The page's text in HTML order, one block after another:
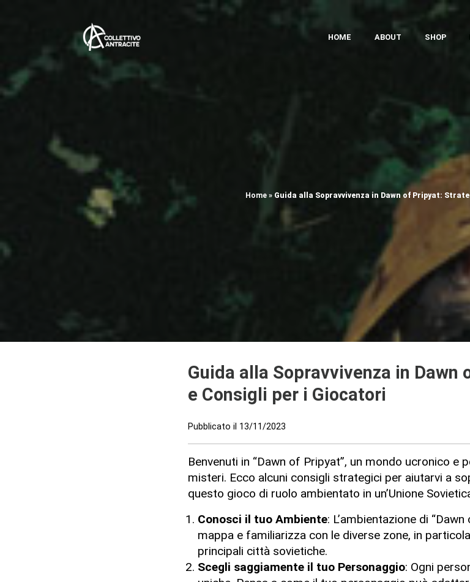
HOME ABOUT SHOP
Home» Guida alla Sopravvivenza in Dawn of Pripyat:
Guida alla Sopravvivenza in
e Consigli per i Giocatori
Pubblicato il 13/11/2023
Benvenuti in “Dawn of Pripyat”, un mondo ucronico
misteri. Ecco alcuni consigli strategici per aiutarvi a
questo gioco di ruolo ambientato in un’Unione
Conosci il tuo Ambiente: L’ambientazione di
mappa e familiarizza con le diverse zone, in
principali città sovietiche.
Scegli saggiamente il tuo Personaggio: Ogni